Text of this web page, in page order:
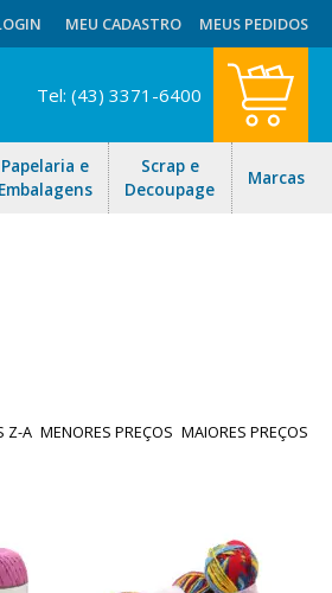
MEU CADASTRO MEUS PEDIDOS
Papelaria e
Embalagens
Scrap e
Decoupage
Marcas
Tel: (43) 3371-6400
Z-A MENORES PREÇOS MAIORES PREÇOS